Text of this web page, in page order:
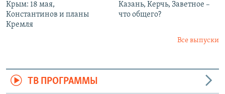
Крым: 18 мая,
Константинов и планы
Кремля
Казань, Керчь, Заветное –
что общего?
Все выпуски
ТВ ПРОГРАММЫ